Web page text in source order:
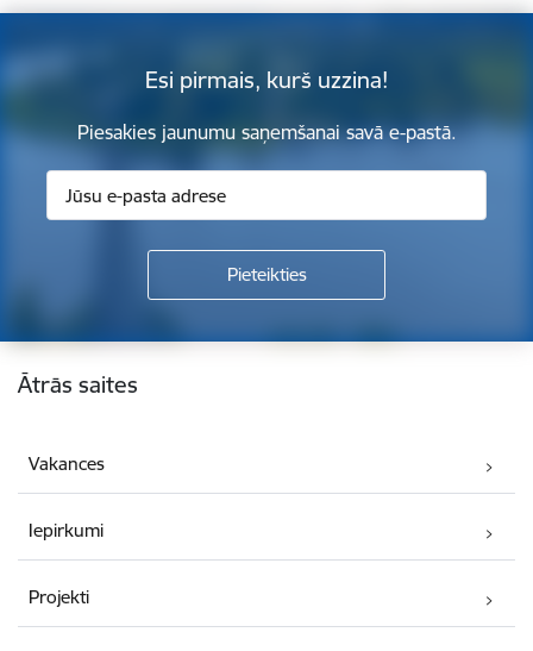
Esi pirmais, kurš uzzina!
Piesakies jaunumu saņemšanai savā e-pastā.
Kājene
Ātrās saites
Vakances
Iepirkumi
Projekti